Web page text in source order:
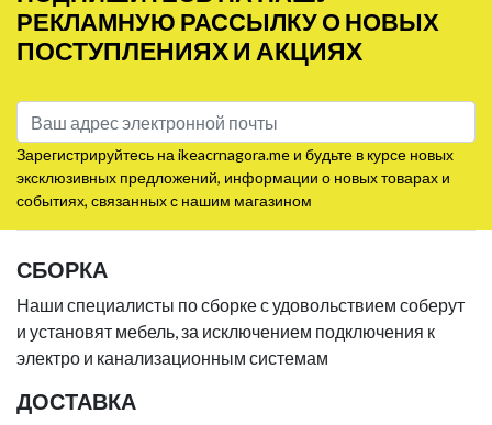
РЕКЛАМНУЮ РАССЫЛКУ О НОВЫХ
ПОСТУПЛЕНИЯХ И АКЦИЯХ
Зарегистрируйтесь на ikeacrnagora.me и будьте в курсе новых
эксклюзивных предложений, информации о новых товарах и
событиях, связанных с нашим магазином
СБОРКА
Наши специалисты по сборке с удовольствием соберут
и установят мебель, за исключением подключения к
электро и канализационным системам
ДОСТАВКА